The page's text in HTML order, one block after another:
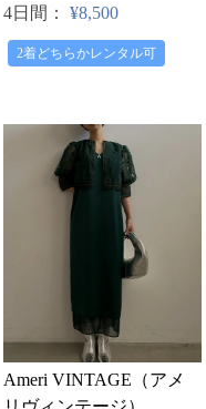
4日間： ¥8,500
2着どちらかレンタル可
Ameri VINTAGE（アメ